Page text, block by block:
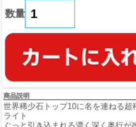
数量
商品説明
世界稀少石トップ10に名を連ねる超
ライト
ぐっと引き込まれる濃く深く奥行が